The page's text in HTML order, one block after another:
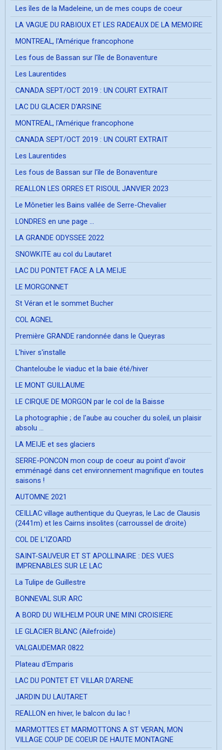
Les îles de la Madeleine, un de mes coups de coeur
LA VAGUE DU RABIOUX ET LES RADEAUX DE LA MEMOIRE
MONTREAL, l'Amérique francophone
Les fous de Bassan sur l'île de Bonaventure
Les Laurentides
CANADA SEPT/OCT 2019 : UN COURT EXTRAIT
LAC DU GLACIER D'ARSINE
MONTREAL, l'Amérique francophone
CANADA SEPT/OCT 2019 : UN COURT EXTRAIT
Les Laurentides
Les fous de Bassan sur l'île de Bonaventure
REALLON LES ORRES ET RISOUL JANVIER 2023
Le Mônetier les Bains vallée de Serre-Chevalier
LONDRES en une page ...
LA GRANDE ODYSSEE 2022
SNOWKITE au col du Lautaret
LAC DU PONTET FACE A LA MEIJE
LE MORGONNET
St Véran et le sommet Bucher
COL AGNEL
Première GRANDE randonnée dans le Queyras
L'hiver s'installe
Chanteloube le viaduc et la baie été/hiver
LE MONT GUILLAUME
LE CIRQUE DE MORGON par le col de la Baisse
La photographie ; de l'aube au coucher du soleil, un plaisir
absolu ...
LA MEIJE et ses glaciers
SERRE-PONCON mon coup de coeur au point d'avoir
emménagé dans cet environnement magnifique en toutes
saisons !
AUTOMNE 2021
CEILLAC village authentique du Queyras, le Lac de Clausis
(2441m) et les Cairns insolites (carroussel de droite)
COL DE L'IZOARD
SAINT-SAUVEUR ET ST APOLLINAIRE : DES VUES
IMPRENABLES SUR LE LAC
La Tulipe de Guillestre
BONNEVAL SUR ARC
A BORD DU WILHELM POUR UNE MINI CROISIERE
LE GLACIER BLANC (Ailefroide)
VALGAUDEMAR 0822
Plateau d'Emparis
LAC DU PONTET ET VILLAR D'ARENE
JARDIN DU LAUTARET
REALLON en hiver, le balcon du lac !
MARMOTTES ET MARMOTTONS A ST VERAN, MON
VILLAGE COUP DE COEUR DE HAUTE MONTAGNE